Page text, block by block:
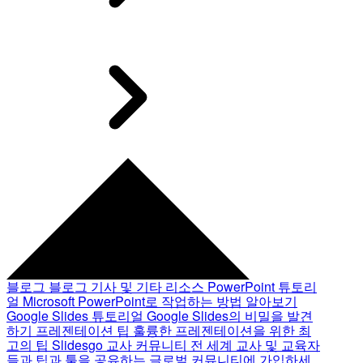
블로그 블로그 기사 및 기타 리소스 PowerPoint 튜토리
얼 Microsoft PowerPoint로 작업하는 방법 알아보기
Google Slides 튜토리얼 Google Slides의 비밀을 발견
하기 프레젠테이션 팁 훌륭한 프레젠테이션을 위한 최
고의 팁 Slidesgo 교사 커뮤니티 전 세계 교사 및 교육자